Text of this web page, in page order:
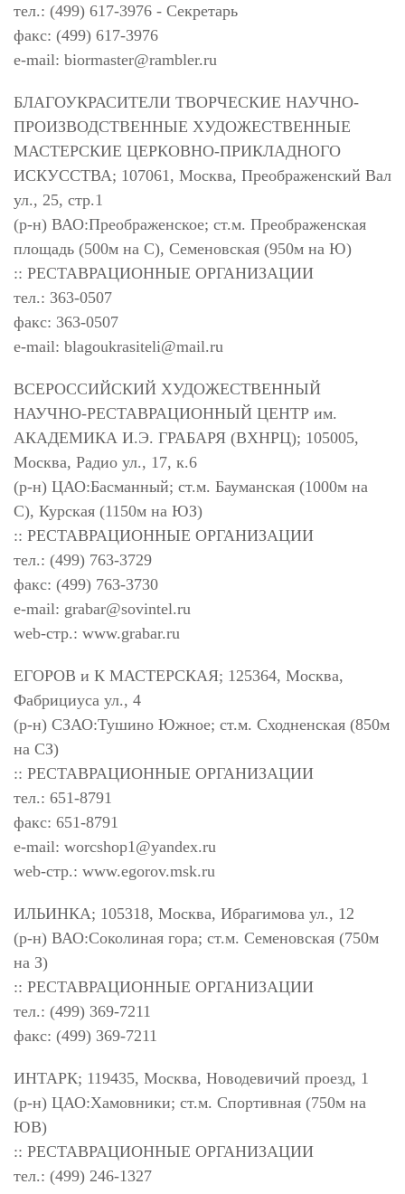
тел.: (499) 617-3976 - Секретарь
факс: (499) 617-3976
e-mail: biormaster@rambler.ru
БЛАГОУКРАСИТЕЛИ ТВОРЧЕСКИЕ НАУЧНО-
ПРОИЗВОДСТВЕННЫЕ ХУДОЖЕСТВЕННЫЕ
МАСТЕРСКИЕ ЦЕРКОВНО-ПРИКЛАДНОГО
ИСКУССТВА; 107061, Москва, Преображенский Вал
ул., 25, стр.1
(р-н) ВАО:Преображенское; ст.м. Преображенская
площадь (500м на С), Семеновская (950м на Ю)
:: РЕСТАВРАЦИОННЫЕ ОРГАНИЗАЦИИ
тел.: 363-0507
факс: 363-0507
e-mail: blagoukrasiteli@mail.ru
ВСЕРОССИЙСКИЙ ХУДОЖЕСТВЕННЫЙ
НАУЧНО-РЕСТАВРАЦИОННЫЙ ЦЕНТР им.
АКАДЕМИКА И.Э. ГРАБАРЯ (ВХНРЦ); 105005,
Москва, Радио ул., 17, к.6
(р-н) ЦАО:Басманный; ст.м. Бауманская (1000м на
С), Курская (1150м на ЮЗ)
:: РЕСТАВРАЦИОННЫЕ ОРГАНИЗАЦИИ
тел.: (499) 763-3729
факс: (499) 763-3730
e-mail: grabar@sovintel.ru
web-стр.: www.grabar.ru
ЕГОРОВ и К МАСТЕРСКАЯ; 125364, Москва,
Фабрициуса ул., 4
(р-н) СЗАО:Тушино Южное; ст.м. Сходненская (850м
на СЗ)
:: РЕСТАВРАЦИОННЫЕ ОРГАНИЗАЦИИ
тел.: 651-8791
факс: 651-8791
e-mail: worcshop1@yandex.ru
web-стр.: www.egorov.msk.ru
ИЛЬИНКА; 105318, Москва, Ибрагимова ул., 12
(р-н) ВАО:Соколиная гора; ст.м. Семеновская (750м
на З)
:: РЕСТАВРАЦИОННЫЕ ОРГАНИЗАЦИИ
тел.: (499) 369-7211
факс: (499) 369-7211
ИНТАРК; 119435, Москва, Новодевичий проезд, 1
(р-н) ЦАО:Хамовники; ст.м. Спортивная (750м на
ЮВ)
:: РЕСТАВРАЦИОННЫЕ ОРГАНИЗАЦИИ
тел.: (499) 246-1327